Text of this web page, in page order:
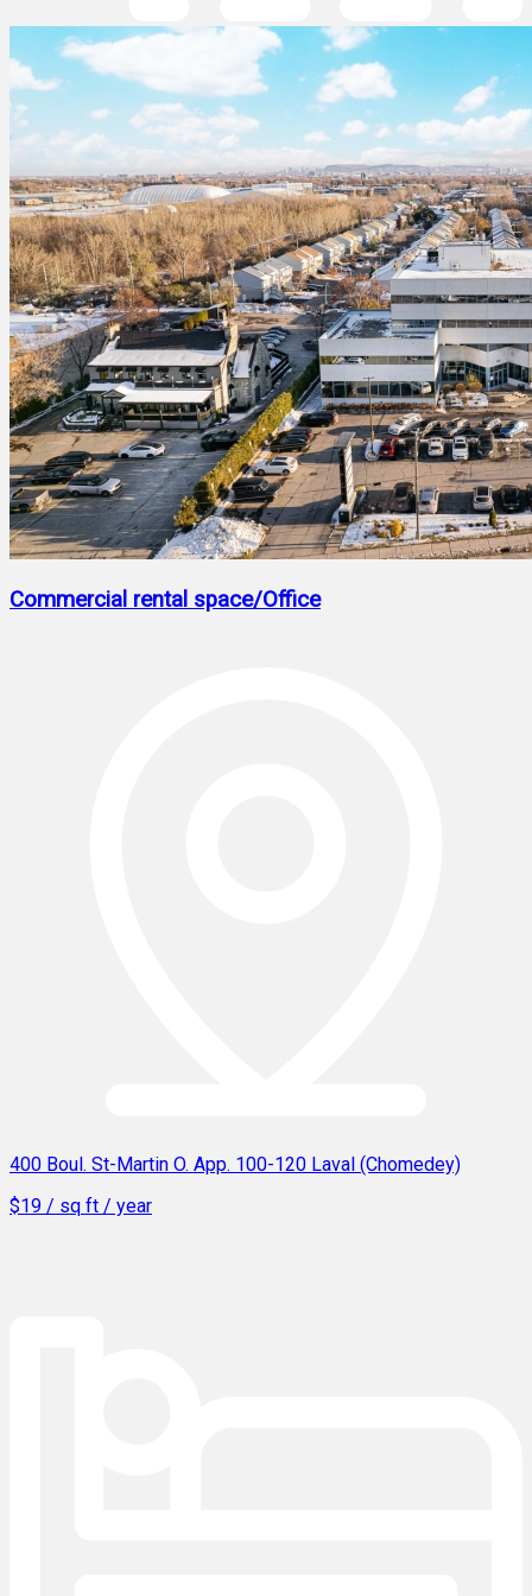
Commercial rental space/Office
400 Boul. St-Martin O. App. 100-120 Laval (Chomedey)
$19 / sq ft / year